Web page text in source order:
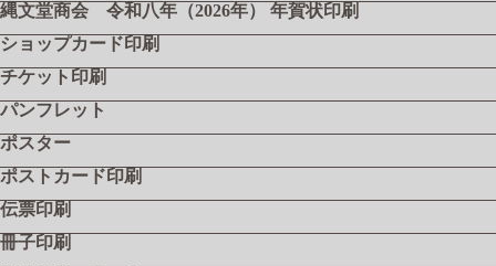
縄文堂商会 令和八年（2026年） 年賀状印刷
ショップカード印刷
チケット印刷
パンフレット
ポスター
ポストカード印刷
伝票印刷
冊子印刷